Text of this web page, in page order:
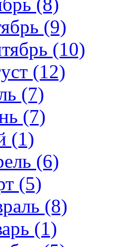
(8)
(9)
(10)
(12)
(7)
(7)
(1)
(6)
(5)
(8)
(1)